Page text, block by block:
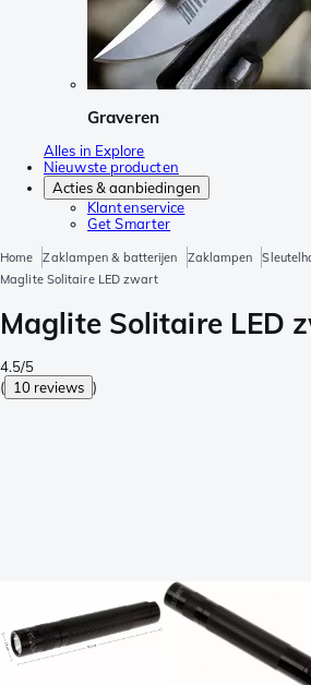
Graveren
Alles in Explore
Nieuwste producten
Acties & aanbiedingen
Klantenservice
Get Smarter
Home Zaklampen & batterijen Zaklampen
Maglite Solitaire LED zwart
Maglite Solitaire LED
4.5/5
( 10 reviews )